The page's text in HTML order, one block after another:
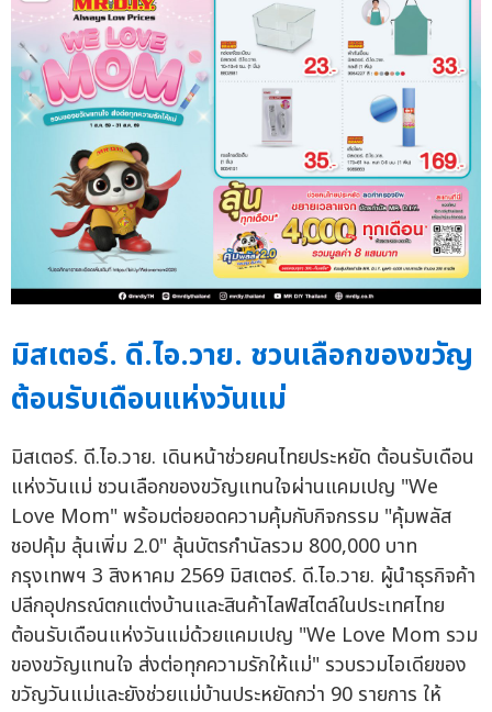
มิสเตอร์. ดี.ไอ.วาย. ชวนเลือกของขวัญ
ต้อนรับเดือนแห่งวันแม่
มิสเตอร์. ดี.ไอ.วาย. เดินหน้าช่วยคนไทยประหยัด ต้อนรับเดือน
แห่งวันแม่ ชวนเลือกของขวัญแทนใจผ่านแคมเปญ "We
Love Mom" พร้อมต่อยอดความคุ้มกับกิจกรรม "คุ้มพลัส
ชอปคุ้ม ลุ้นเพิ่ม 2.0" ลุ้นบัตรกำนัลรวม 800,000 บาท
กรุงเทพฯ 3 สิงหาคม 2569 มิสเตอร์. ดี.ไอ.วาย. ผู้นำธุรกิจค้า
ปลีกอุปกรณ์ตกแต่งบ้านและสินค้าไลฟ์สไตล์ในประเทศไทย
ต้อนรับเดือนแห่งวันแม่ด้วยแคมเปญ "We Love Mom รวม
ของขวัญแทนใจ ส่งต่อทุกความรักให้แม่" รวบรวมไอเดียของ
ขวัญวันแม่และยังช่วยแม่บ้านประหยัดกว่า 90 รายการ ให้